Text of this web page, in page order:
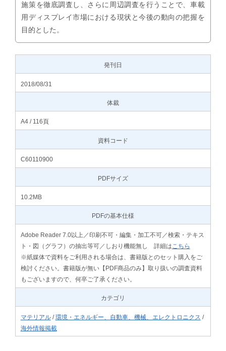
施策を徹底調査し、さらに周辺調査を行うことで、車載
用ディスプレイ市場における現状と今後の動向の把握を
目的とした。
発刊日
2018/08/31
体裁
A4 / 116頁
資料コード
C60110900
PDFサイズ
10.2MB
PDFの基本仕様
Adobe Reader 7.0以上／印刷不可・編集・加工不可／検索・テキス
ト・図（グラフ）の抽出等可／しおり機能無し 詳細は こちら
※紙媒体で資料をご利用される場合は、書籍版とのセット購入をご
検討ください。書籍版が無い【PDF商品のみ】取り扱いの調査資料
もございますので、何卒ご了承ください。
カテゴリ
マテリアル/環境・エネルギー、自動車、機械、エレクトロニクス /
海外情報掲載